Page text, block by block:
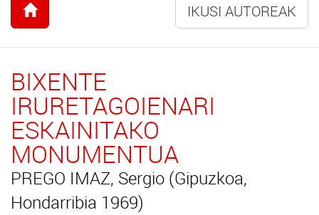
IKUSI AUTOREAK
BIXENTE
IRURETAGOIENARI
ESKAINITAKO
MONUMENTUA
PREGO IMAZ, Sergio (Gipuzkoa,
Hondarribia 1969)